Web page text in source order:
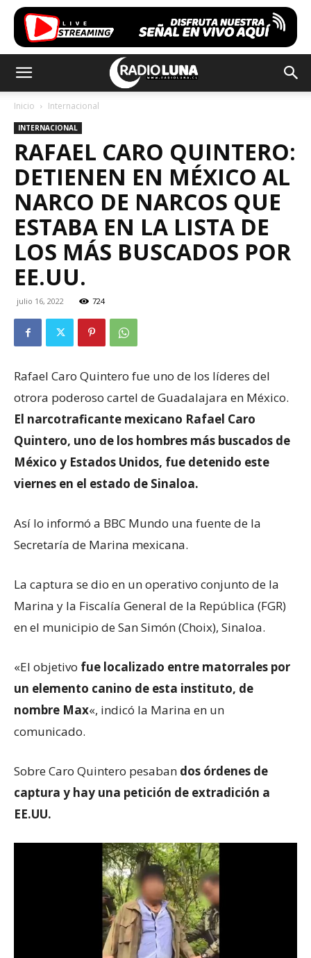
Inicio Internacional
INTERNACIONAL
RAFAEL CARO QUINTERO:
DETIENEN EN MÉXICO AL
NARCO DE NARCOS QUE
ESTABA EN LA LISTA DE
LOS MÁS BUSCADOS POR
EE.UU.
julio 16, 2022 724
Rafael Caro Quintero fue uno de los líderes del
otrora poderoso cartel de Guadalajara en México.
El narcotraficante mexicano Rafael Caro
Quintero, uno de los hombres más buscados de
México y Estados Unidos, fue detenido este
viernes en el estado de Sinaloa.
Así lo informó a BBC Mundo una fuente de la
Secretaría de Marina mexicana.
La captura se dio en un operativo conjunto de la
Marina y la Fiscalía General de la República (FGR)
en el municipio de San Simón (Choix), Sinaloa.
«El objetivo fue localizado entre matorrales por
un elemento canino de esta instituto, de
nombre Max«, indicó la Marina en un
comunicado.
Sobre Caro Quintero pesaban dos órdenes de
captura y hay una petición de extradición a
EE.UU.